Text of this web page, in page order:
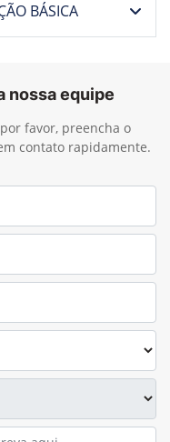
BÁSICA
nossa equipe
favor, preencha o
contato rapidamente.